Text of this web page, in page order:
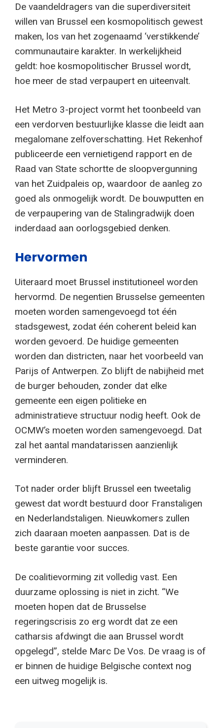
De vaandeldragers van die superdiversiteit
willen van Brussel een kosmopolitisch gewest
maken, los van het zogenaamd ‘verstikkende’
communautaire karakter. In werkelijkheid
geldt: hoe kosmopolitischer Brussel wordt,
hoe meer de stad verpaupert en uiteenvalt.
Het Metro 3-project vormt het toonbeeld van
een verdorven bestuurlijke klasse die leidt aan
megalomane zelfoverschatting. Het Rekenhof
publiceerde een vernietigend rapport en de
Raad van State schortte de sloopvergunning
van het Zuidpaleis op, waardoor de aanleg zo
goed als onmogelijk wordt. De bouwputten en
de verpaupering van de Stalingradwijk doen
inderdaad aan oorlogsgebied denken.
Hervormen
Uiteraard moet Brussel institutioneel worden
hervormd. De negentien Brusselse gemeenten
moeten worden samengevoegd tot één
stadsgewest, zodat één coherent beleid kan
worden gevoerd. De huidige gemeenten
worden dan districten, naar het voorbeeld van
Parijs of Antwerpen. Zo blijft de nabijheid met
de burger behouden, zonder dat elke
gemeente een eigen politieke en
administratieve structuur nodig heeft. Ook de
OCMW’s moeten worden samengevoegd. Dat
zal het aantal mandatarissen aanzienlijk
verminderen.
Tot nader order blijft Brussel een tweetalig
gewest dat wordt bestuurd door Franstaligen
en Nederlandstaligen. Nieuwkomers zullen
zich daaraan moeten aanpassen. Dat is de
beste garantie voor succes.
De coalitievorming zit volledig vast. Een
duurzame oplossing is niet in zicht. “We
moeten hopen dat de Brusselse
regeringscrisis zo erg wordt dat ze een
catharsis afdwingt die aan Brussel wordt
opgelegd”, stelde Marc De Vos. De vraag is of
er binnen de huidige Belgische context nog
een uitweg mogelijk is.